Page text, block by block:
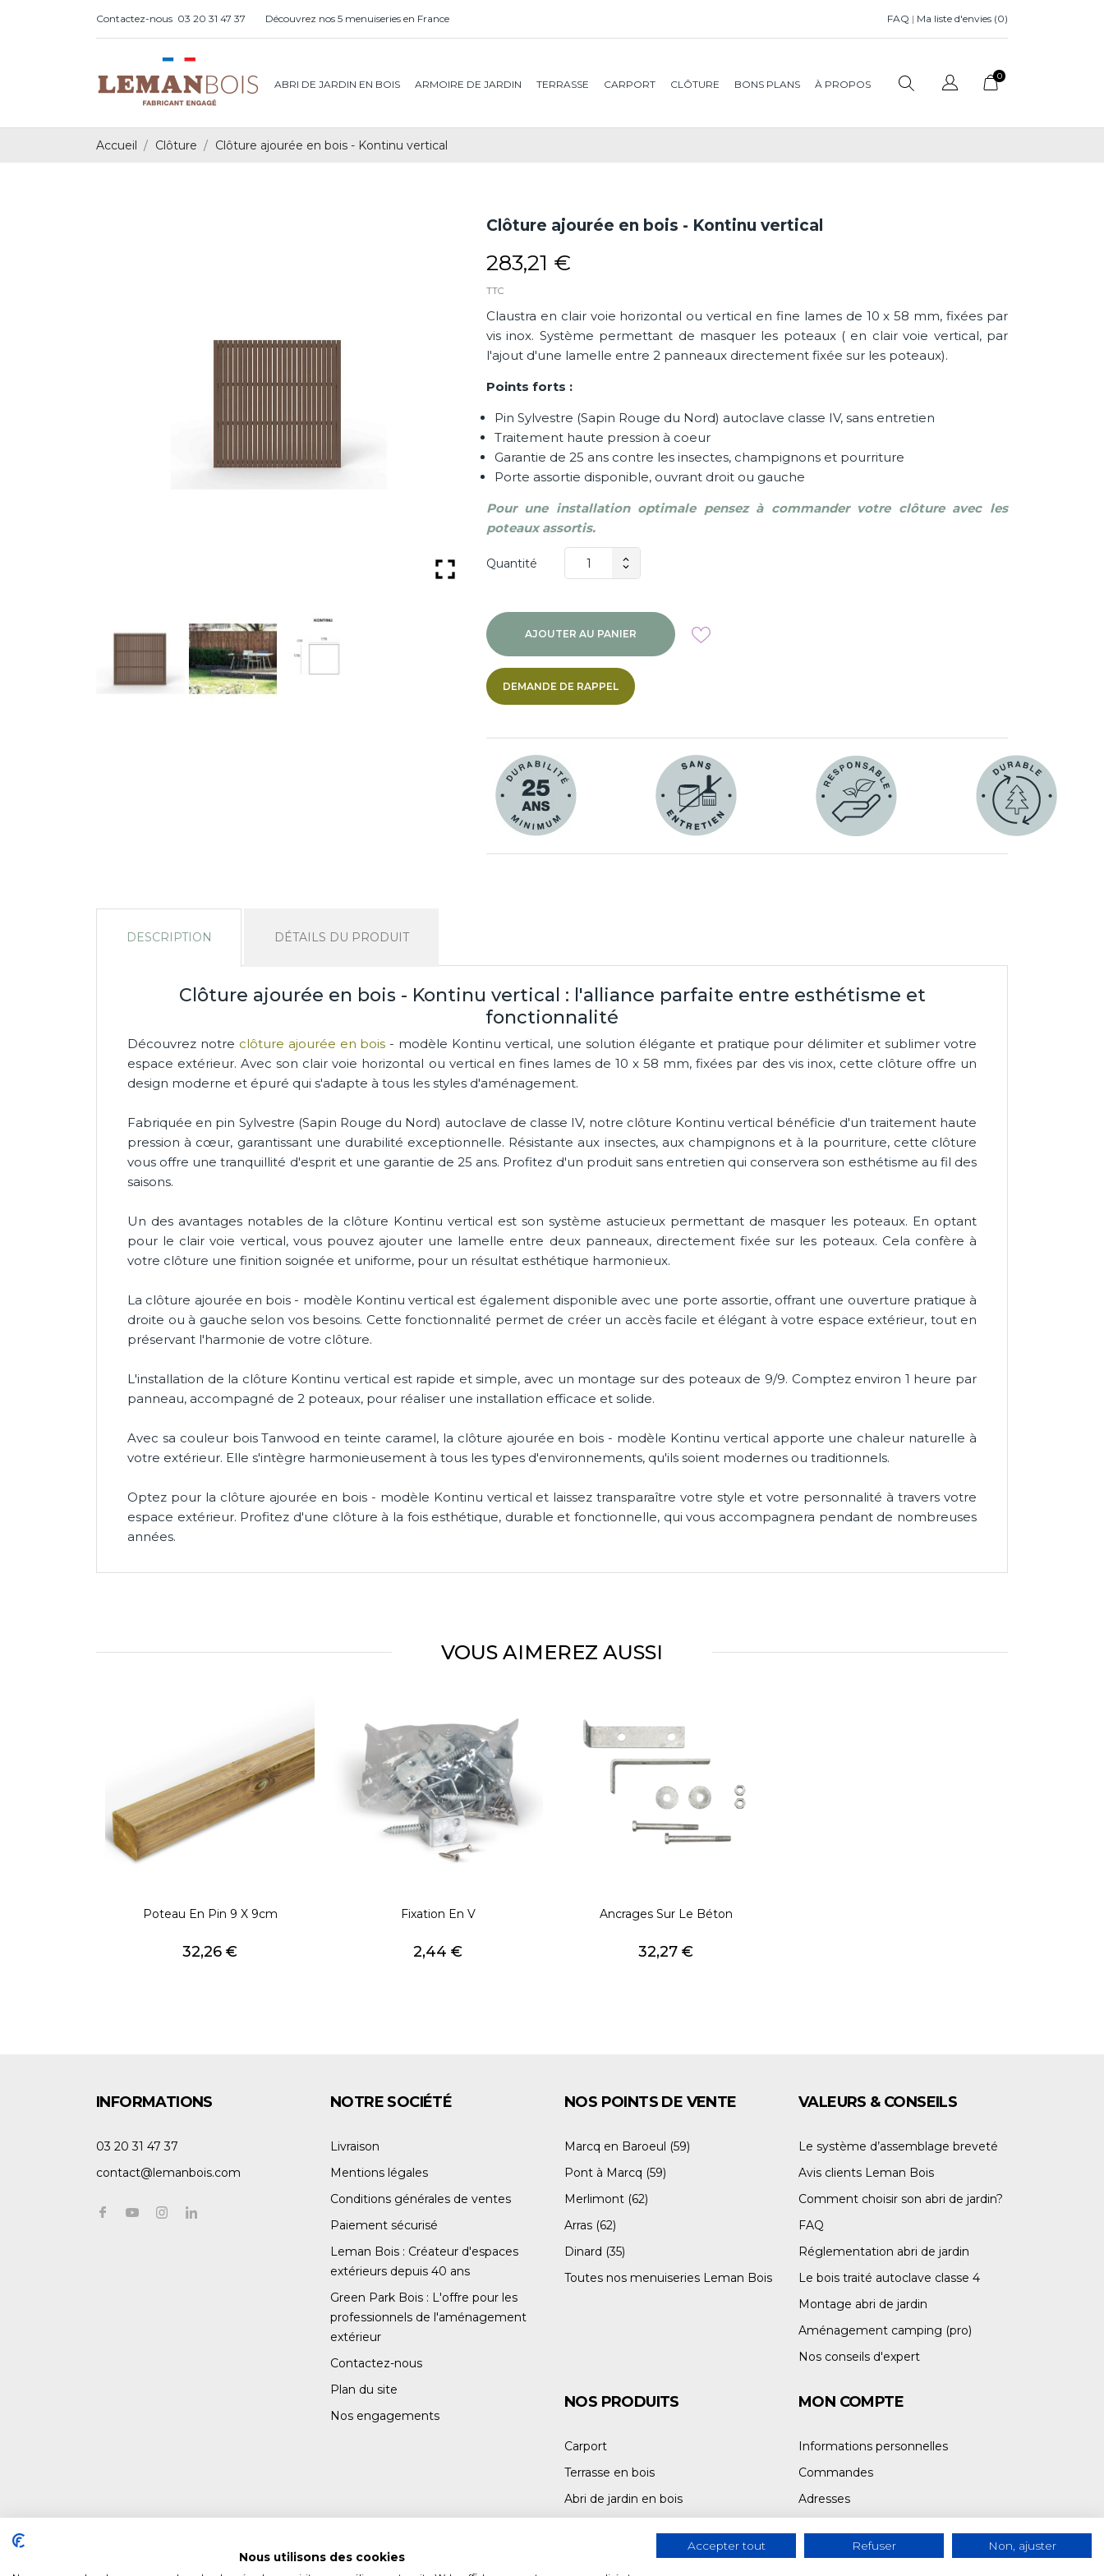
Contactez-nous 03 20 31 47 37 Découvrez nos 5 menuiseries en France FAQ | Ma liste d'envies (0)
ABRI DE JARDIN EN BOIS ARMOIRE DE JARDIN TERRASSE CARPORT CLÔTURE BONS PLANS À PROPOS
0
Accueil Clôture Clôture ajourée en bois - Kontinu vertical

Clôture ajourée en bois - Kontinu vertical
283,21 €
TTC
Claustra en clair voie horizontal ou vertical en fine lames de 10 x 58 mm, fixées par
vis inox. Système permettant de masquer les poteaux ( en clair voie vertical, par
l'ajout d'une lamelle entre 2 panneaux directement fixée sur les poteaux).
Points forts :
Pin Sylvestre (Sapin Rouge du Nord) autoclave classe IV, sans entretien
Traitement haute pression à coeur
Garantie de 25 ans contre les insectes, champignons et pourriture
Porte assortie disponible, ouvrant droit ou gauche
Pour une installation optimale pensez à commander votre clôture avec les
poteaux assortis.
Quantité
AJOUTER AU PANIER
DEMANDE DE RAPPEL
DESCRIPTION DÉTAILS DU PRODUIT
Clôture ajourée en bois - Kontinu vertical : l'alliance parfaite entre esthétisme et
fonctionnalité
Découvrez notre clôture ajourée en bois - modèle Kontinu vertical, une solution élégante et pratique pour délimiter et sublimer votre
espace extérieur. Avec son clair voie horizontal ou vertical en fines lames de 10 x 58 mm, fixées par des vis inox, cette clôture offre un
design moderne et épuré qui s'adapte à tous les styles d'aménagement.
Fabriquée en pin Sylvestre (Sapin Rouge du Nord) autoclave de classe IV, notre clôture Kontinu vertical bénéficie d'un traitement haute
pression à cœur, garantissant une durabilité exceptionnelle. Résistante aux insectes, aux champignons et à la pourriture, cette clôture
vous offre une tranquillité d'esprit et une garantie de 25 ans. Profitez d'un produit sans entretien qui conservera son esthétisme au fil des
saisons.
Un des avantages notables de la clôture Kontinu vertical est son système astucieux permettant de masquer les poteaux. En optant
pour le clair voie vertical, vous pouvez ajouter une lamelle entre deux panneaux, directement fixée sur les poteaux. Cela confère à
votre clôture une finition soignée et uniforme, pour un résultat esthétique harmonieux.
La clôture ajourée en bois - modèle Kontinu vertical est également disponible avec une porte assortie, offrant une ouverture pratique à
droite ou à gauche selon vos besoins. Cette fonctionnalité permet de créer un accès facile et élégant à votre espace extérieur, tout en
préservant l'harmonie de votre clôture.
L'installation de la clôture Kontinu vertical est rapide et simple, avec un montage sur des poteaux de 9/9. Comptez environ 1 heure par
panneau, accompagné de 2 poteaux, pour réaliser une installation efficace et solide.
Avec sa couleur bois Tanwood en teinte caramel, la clôture ajourée en bois - modèle Kontinu vertical apporte une chaleur naturelle à
votre extérieur. Elle s'intègre harmonieusement à tous les types d'environnements, qu'ils soient modernes ou traditionnels.
Optez pour la clôture ajourée en bois - modèle Kontinu vertical et laissez transparaître votre style et votre personnalité à travers votre
espace extérieur. Profitez d'une clôture à la fois esthétique, durable et fonctionnelle, qui vous accompagnera pendant de nombreuses
années.
VOUS AIMEREZ AUSSI
Poteau En Pin 9 X 9cm
Prix
32,26 €
Fixation En V
Prix
2,44 €
Ancrages Sur Le Béton
Prix
32,27 €
INFORMATIONS
03 20 31 47 37
contact@lemanbois.com
NOTRE SOCIÉTÉ
Livraison
Mentions légales
Conditions générales de ventes
Paiement sécurisé
Leman Bois : Créateur d'espaces
extérieurs depuis 40 ans
Green Park Bois : L'offre pour les
professionnels de l'aménagement
extérieur
Contactez-nous
Plan du site
Nos engagements
NOS POINTS DE VENTE
Marcq en Baroeul (59)
Pont à Marcq (59)
Merlimont (62)
Arras (62)
Dinard (35)
Toutes nos menuiseries Leman Bois
VALEURS & CONSEILS
Le système d’assemblage breveté
Avis clients Leman Bois
Comment choisir son abri de jardin?
FAQ
Réglementation abri de jardin
Le bois traité autoclave classe 4
Montage abri de jardin
Aménagement camping (pro)
Nos conseils d'expert
NOS PRODUITS
Carport
Terrasse en bois
Abri de jardin en bois
MON COMPTE
Informations personnelles
Commandes
Adresses
Nous utilisons des cookies
Accepter tout Refuser Non, ajuster